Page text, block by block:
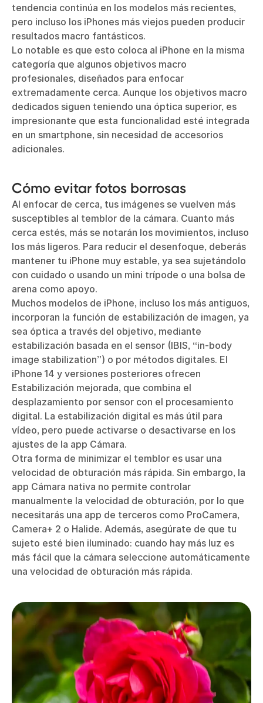
tendencia continúa en los modelos más recientes,
pero incluso los iPhones más viejos pueden producir
resultados macro fantásticos.
Lo notable es que esto coloca al iPhone en la misma
categoría que algunos objetivos macro
profesionales, diseñados para enfocar
extremadamente cerca. Aunque los objetivos macro
dedicados siguen teniendo una óptica superior, es
impresionante que esta funcionalidad esté integrada
en un smartphone, sin necesidad de accesorios
adicionales.
Cómo evitar fotos borrosas
Al enfocar de cerca, tus imágenes se vuelven más
susceptibles al temblor de la cámara. Cuanto más
cerca estés, más se notarán los movimientos, incluso
los más ligeros. Para reducir el desenfoque, deberás
mantener tu iPhone muy estable, ya sea sujetándolo
con cuidado o usando un mini trípode o una bolsa de
arena como apoyo.
Muchos modelos de iPhone, incluso los más antiguos,
incorporan la función de estabilización de imagen, ya
sea óptica a través del objetivo, mediante
estabilización basada en el sensor (IBIS, “in‑body
image stabilization”) o por métodos digitales. El
iPhone 14 y versiones posteriores ofrecen
Estabilización mejorada, que combina el
desplazamiento por sensor con el procesamiento
digital. La estabilización digital es más útil para
vídeo, pero puede activarse o desactivarse en los
ajustes de la app Cámara.
Otra forma de minimizar el temblor es usar una
velocidad de obturación más rápida. Sin embargo, la
app Cámara nativa no permite controlar
manualmente la velocidad de obturación, por lo que
necesitarás una app de terceros como ProCamera,
Camera+ 2 o Halide. Además, asegúrate de que tu
sujeto esté bien iluminado: cuando hay más luz es
más fácil que la cámara seleccione automáticamente
una velocidad de obturación más rápida.